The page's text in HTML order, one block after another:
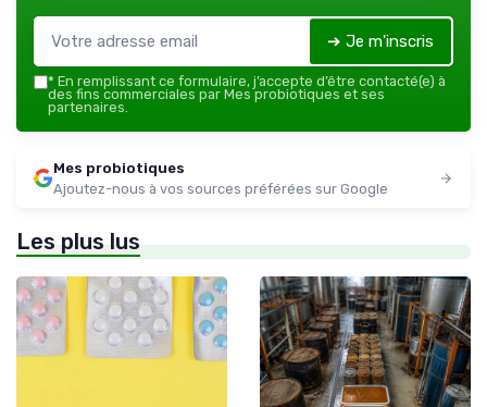
➔ Je m'inscris
* En remplissant ce formulaire, j’accepte d’être contacté(e) à
des fins commerciales par Mes probiotiques et ses
partenaires.
Mes probiotiques
Ajoutez-nous à vos sources préférées sur Google
Les plus lus